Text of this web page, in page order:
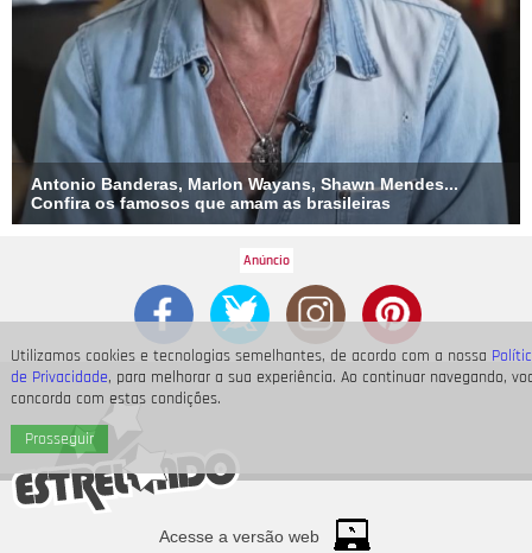
Utilizamos cookies e tecnologias semelhantes, de acordo com a nossa
de Privacidade, para melhorar a sua experiência. Ao continuar navegando,
concorda com estas condições.
Prosseguir
Antonio Banderas, Marlon Wayans, Shawn Mendes...
Confira os famosos que amam as brasileiras
Acesse a versão web